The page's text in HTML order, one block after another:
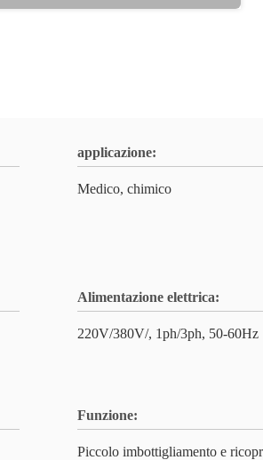
applicazione:
Medico, chimico
Alimentazione elettrica:
220V/380V/, 1ph/3ph, 50-60Hz
Funzione:
Piccolo imbottigliamento e